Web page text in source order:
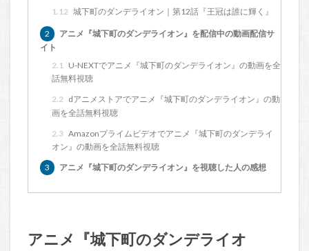
1.12 城下町のダンデライオン｜第12話『王冠は誰に輝く』
2
アニメ『城下町のダンデライオン』を配信中の動画配信サ
イト
2.1
U-NEXTでアニメ『城下町のダンデライオン』の動画を全
話無料視聴
2.2 dアニメストアでアニメ『城下町のダンデライオン』の動
画を全話無料視聴
2.3 Amazonプライムビデオでアニメ『城下町のダンデライ
オン』の動画を全話無料視聴
3
アニメ『城下町のダンデライオン』を視聴した人の感想
アニメ『城下町のダンデライオ